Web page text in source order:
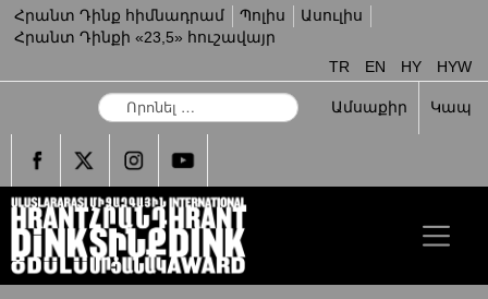
Հրանտ Դինք հիմնադրամ Պոլիս
Ասուլիս
Հրանտ Դինքի «23,5» հուշավայր
TR
EN HY
HYW
Ո
ր
ե
լ
…
Ամսաքիր Կապ